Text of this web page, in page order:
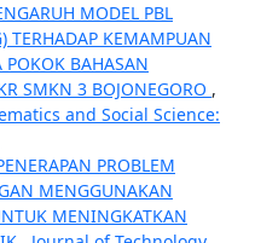
MODEL PBL
TERHADAP KEMAMPUAN
POKOK BAHASAN
SMKN 3 BOJONEGORO ,
and Social Science:
PROBLEM
MENGGUNAKAN
MENINGKATKAN